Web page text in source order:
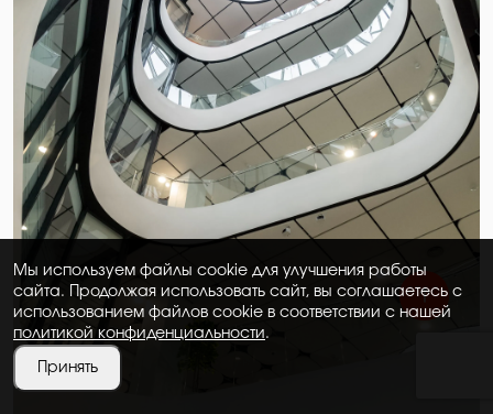
Мы используем файлы cookie для улучшения работы
сайта. Продолжая использовать сайт, вы соглашаетесь с
использованием файлов cookie в соответствии с нашей
политикой конфиденциальности.
Принять